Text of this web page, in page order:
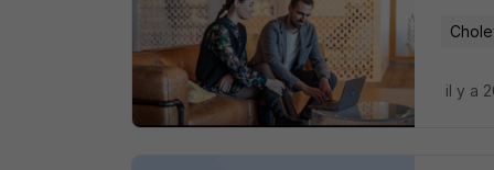
il y a